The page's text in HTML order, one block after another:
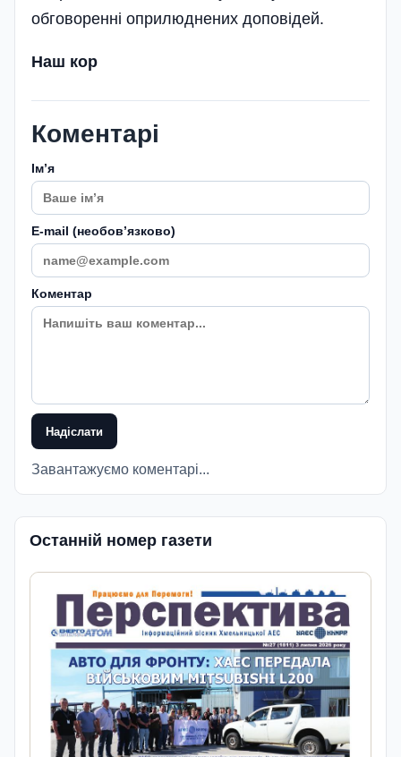
обговоренні оприлюднених доповідей.
Наш кор
Коментарі
Імʼя
E-mail (необовʼязково)
Коментар
Надіслати
Завантажуємо коментарі...
Останній номер газети